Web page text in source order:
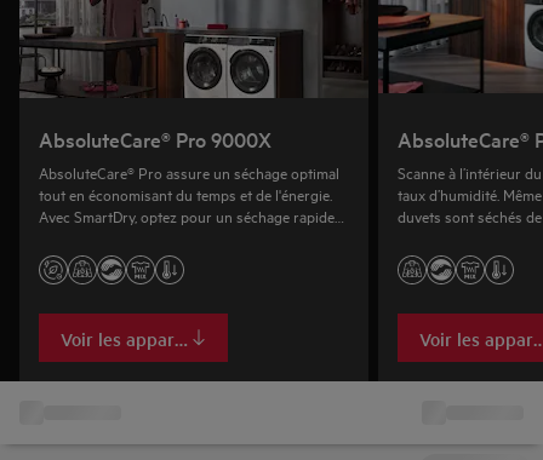
AbsoluteCare® Pro 9000X
AbsoluteCare® Pro assure un séchage optimal
tout en économisant du temps et de l'énergie.
Avec SmartDry, optez pour un séchage rapide
Voir les appareils
AbsoluteCare®
Scanne à l’intérieur
taux d’humidité.
duvets sont séchés
Voir les